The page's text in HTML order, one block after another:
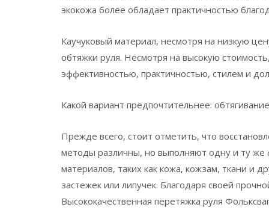
экокожа более обладает практичностью
Каучуковый материал, несмотря на низкую
обтяжки руля. Несмотря на высокую
эффективностью, практичностью, стилем и
Какой вариант предпочтительнее:
Прежде всего, стоит отметить, что
методы различны, но выполняют одну и ту
материалов, таких как кожа, кожзам, ткани и
застежек или липучек. Благодаря своей
Высококачественная перетяжка руля